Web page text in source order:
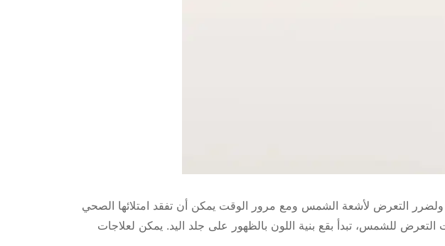
ولضرر التعرض لأشعة الشمس ومع مرور الوقت يمكن أن تفقد امتلائها الصحي
للشمس، تبدأ بقع بنية اللون بالظهور على جلد اليد. يمكن لعلاجات